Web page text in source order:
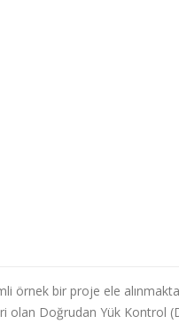
örnek bir proje ele
olan Doğrudan Yük Kontrol